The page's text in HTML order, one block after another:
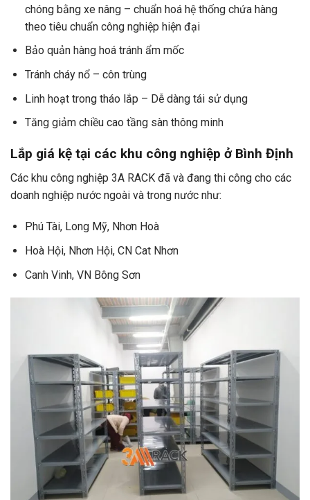
chóng bằng xe nâng – chuẩn hoá hệ thống chứa hàng
theo tiêu chuẩn công nghiệp hiện đại
Bảo quản hàng hoá tránh ẩm mốc
Tránh cháy nổ – côn trùng
Linh hoạt trong tháo lắp – Dễ dàng tái sử dụng
Tăng giảm chiều cao tầng sàn thông minh
Lắp giá kệ tại các khu công nghiệp ở Bình Định
Các khu công nghiệp 3A RACK đã và đang thi công cho các
doanh nghiệp nước ngoài và trong nước như:
Phú Tài, Long Mỹ, Nhơn Hoà
Hoà Hội, Nhơn Hội, CN Cat Nhơn
Canh Vinh, VN Bông Sơn